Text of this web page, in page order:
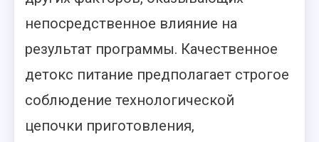
непосредственное влияние на
результат программы. Качественное
детокс питание предполагает строгое
соблюдение технологической
цепочки приготовления,